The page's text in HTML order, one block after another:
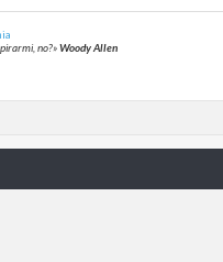
no?»Woody Allen